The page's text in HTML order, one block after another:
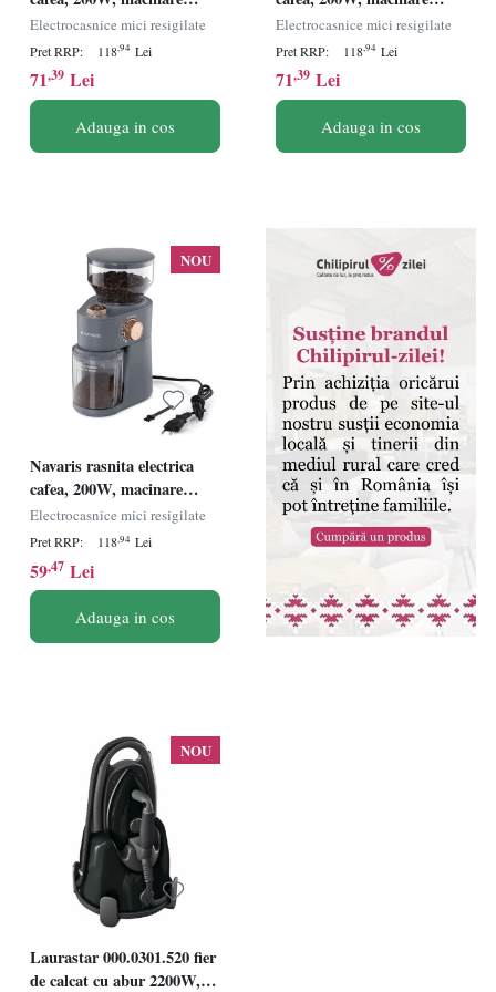
reglabila, negru - Verificat
A · Re-Bloom
Electrocasnice mici resigilate
Pret RRP: 118,94 Lei
71,39 Lei
Adauga in cos
reglabila, negru - Verificat
A · Re-Bloom
Electrocasnice mici resigilate
Pret RRP: 118,94 Lei
71,39 Lei
Adauga in cos
NOU
Navaris rasnita electrica
cafea, 200W, macinare
reglabila, negru - Verificat
B · Re-Bloom
Electrocasnice mici resigilate
Pret RRP: 118,94 Lei
59,47 Lei
Adauga in cos
NOU
Laurastar 000.0301.520 fier
de calcat cu abur 2200W,